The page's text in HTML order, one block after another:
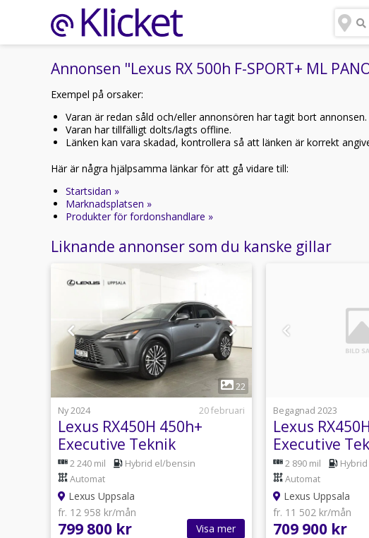
Annonsen "Lexus RX 500h F-SPORT+ ML
Exempel på orsaker:
Varan är redan såld och/eller annonsören har tagit bort annonsen.
Varan har tillfälligt dolts/lagts offline.
Länken kan vara skadad, kontrollera så att länken är korrekt
Här är några hjälpsamma länkar för att gå vidare till:
Startsidan »
Marknadsplatsen »
Produkter för fordonshandlare »
Liknande annonser som du kanske gillar
1
22
Ny 2024
20 februari
Lexus RX450H 450h+
Executive Teknik
Panorama
2 240 mil
Hybrid el/bensin
Automat
Lexus Uppsala
fr. 12 958 kr/mån
799 800 kr Visa mer
Begagnad 2023
Lexus
Executive
Panorama
2 890 mil
Automat
Lexus Uppsala
fr. 11 502 kr/mån
709 900 kr